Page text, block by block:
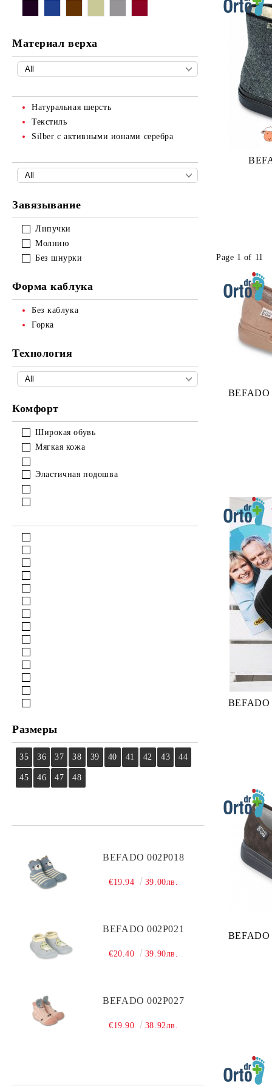
Материал верха
Натуральная шерсть
Текстиль
Silber с активными ионами серебра
Завязывание
Липучки
Молнию
Без шнурки
Форма каблука
Без каблука
Горка
Технология
Комфорт
Широкая обувь
Мягкая кожа
Эластичная подошва
Размеры
35 36 37 38 39 40 41 42 43 44
45 46 47 48
BEFADO 002P018
€19.94 39.00лв.
BEFADO 002P021
€20.40 39.90лв.
BEFADO 002P027
€19.90 38.92лв.
Page 1 of 11
BEFADO
BEFADO
BEFADO